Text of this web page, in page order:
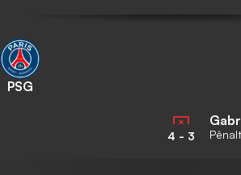
PSG
4 - 3